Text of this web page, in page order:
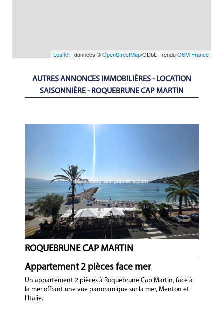
Leaflet | données ©OpenStreetMap/ODbL - renduOSM France
AUTRES ANNONCES IMMOBILIÈRES - LOCATION
SAISONNIÈRE - ROQUEBRUNE CAP MARTIN
ROQUEBRUNE CAP MARTIN
Appartement 2 pièces face mer
Un appartement 2 pièces à Roquebrune Cap Martin, face à
la mer offrant une vue panoramique sur la mer, Menton et
l’Italie.